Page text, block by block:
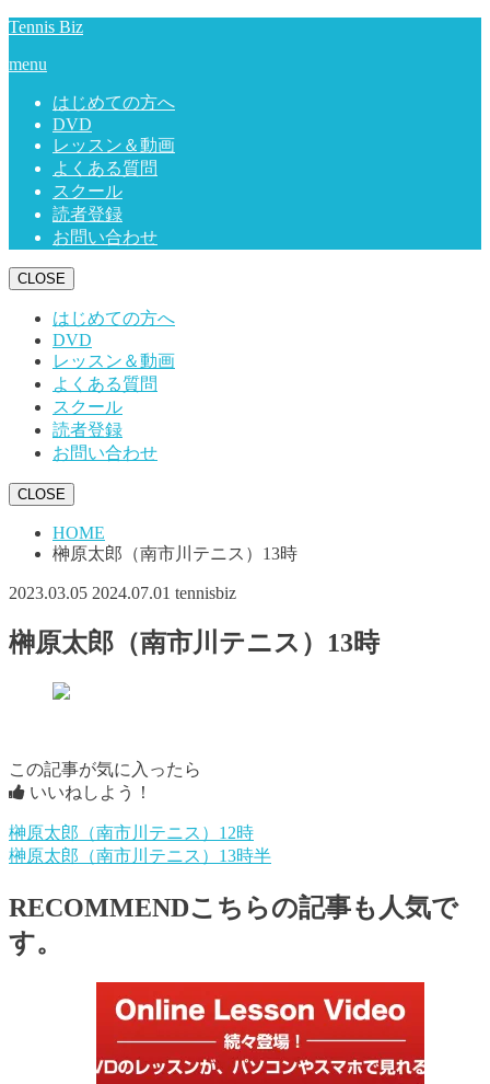
Tennis Biz
menu
はじめての方へ
DVD
レッスン＆動画
よくある質問
スクール
読者登録
お問い合わせ
CLOSE
はじめての方へ
DVD
レッスン＆動画
よくある質問
スクール
読者登録
お問い合わせ
CLOSE
HOME
榊原太郎（南市川テニス）13時
2023.03.05 2024.07.01 tennisbiz
榊原太郎（南市川テニス）13時
この記事が気に入ったら
いいねしよう！
榊原太郎（南市川テニス）12時
榊原太郎（南市川テニス）13時半
RECOMMENDこちらの記事も人気で
す。